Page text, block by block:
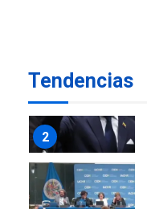
Tendencias
2